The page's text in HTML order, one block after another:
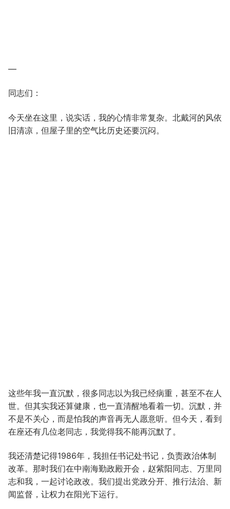
—
同志们：
今天坐在这里，说实话，我的心情非常复杂。北戴河的风依
旧清凉，但屋子里的空气比历史还要沉闷。
这些年我一直沉默，很多同志以为我已经病重，甚至不在人
世。但其实我还算健康，也一直清醒地看着一切。沉默，并
不是不关心，而是怕我的声音再无人愿意听。但今天，看到
在座还有几位老同志，我觉得我不能再沉默了。
我还清楚记得1986年，我担任书记处书记，负责政治体制
改革。那时我们在中南海勤政殿开会，赵紫阳同志、万里同
志和我，一起讨论政改。我们提出党政分开、推行法治、新
闻监督，让权力在阳光下运行。